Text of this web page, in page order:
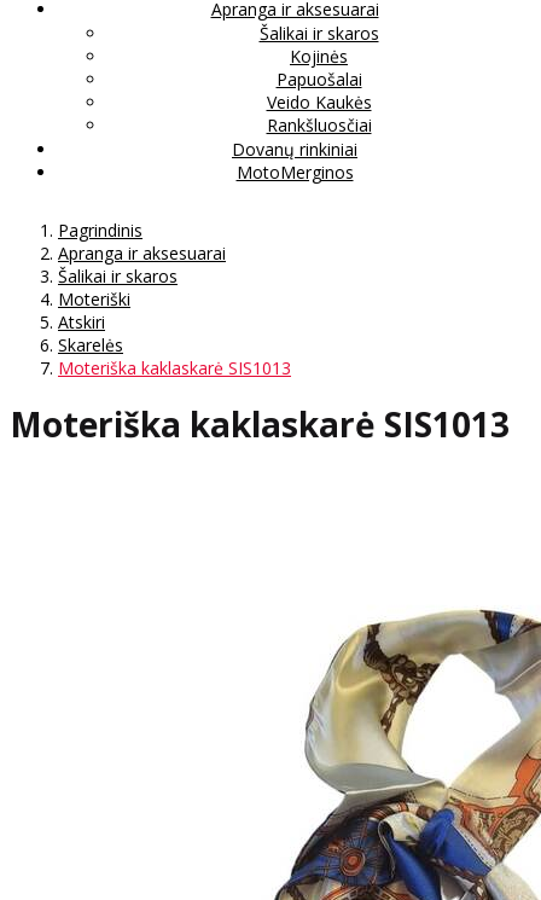
Apranga ir aksesuarai
Šalikai ir skaros
Kojinės
Papuošalai
Veido Kaukės
Rankšluosčiai
Dovanų rinkiniai
MotoMerginos
Pagrindinis
Apranga ir aksesuarai
Šalikai ir skaros
Moteriški
Atskiri
Skarelės
Moteriška kaklaskarė SIS1013
Moteriška kaklaskarė SIS1013